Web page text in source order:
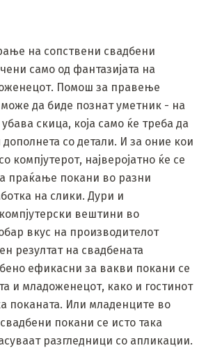
на сопствени свадбени
само од фантазијата на
Помош за правење
да биде познат уметник - на
скица, која само ќе треба да
со детали. И за оние кои
компјутерот, најверојатно ќе се
праќање покани во разни
на слики. Дури и
вештини во
вкус на производителот
резултат на свадбената
ефикасни за вакви покани се
и младоженецот, како и гостинот
поканата. Или младенците во
покани се исто така
разгледници со апликации.